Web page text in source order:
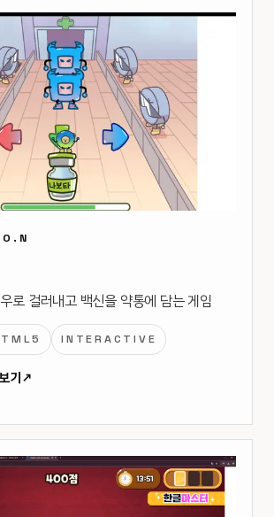
로 걸러내고 백신을 약통에 담는 게임
INTERACTIVE
기↗